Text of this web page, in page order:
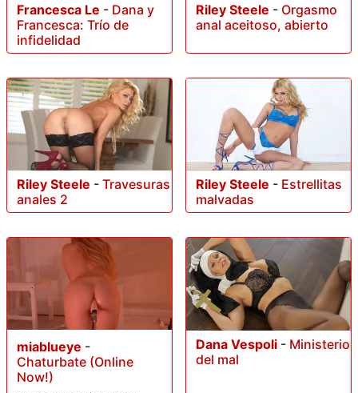
Francesca Le - Dana y
Francesca: Trío de
infidelidad
Riley Steele - Orgasmo
anal aceitoso, abierto
Riley Steele - Travesuras
anales 2
Riley Steele - Estrellitas
malvadas
miablueye -
Chaturbate (Online
Now!)
Dana Vespoli - Ministerio
del mal